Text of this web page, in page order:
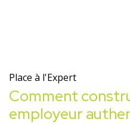
Place à l'Expert
Comment
employeur